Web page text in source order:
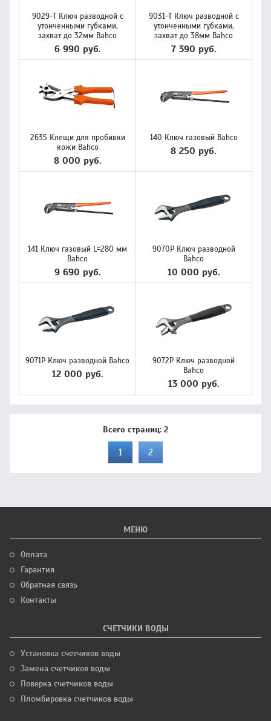
9029-Т Ключ разводной с
утонченными губками,
захват до 32мм Bahco
6 990 руб.
9031-Т Ключ разводной с
утонченными губками,
захват до 38мм Bahco
7 390 руб.
2635 Клещи для пробивки
кожи Bahco
8 000 руб.
140 Ключ газовый Bahco
8 250 руб.
141 Ключ газовый L=280 мм
Bahco
9 690 руб.
9070Р Ключ разводной
Bahco
10 000 руб.
9071P Ключ разводной Bahco
12 000 руб.
9072P Ключ разводной
Bahco
13 000 руб.
Всего страниц: 2
1 2
МЕНЮ
Оплата
Гарантия
Обратная связь
Контакты
СЧЕТЧИКИ ВОДЫ
Установка счетчиков воды
Замена счетчиков воды
Поверка счетчиков воды
Пломбировка счетчиков воды